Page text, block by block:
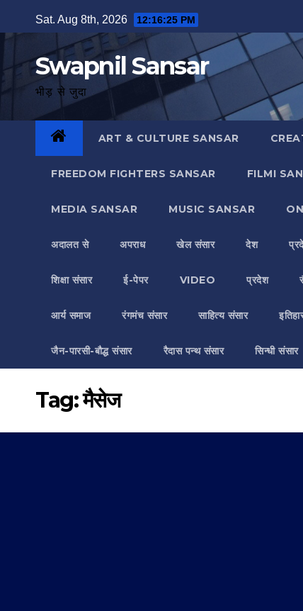
to
Sat. Aug 8th, 2026 12:16:26 PM
Swapnil Sansar
भीड़ से जुदा
ART & CULTURE SANSAR
FREEDOM FIGHTERS SANSAR FILMI
MEDIA SANSAR MUSIC SANSAR
अदालत से अपराध खेल संसार देश
शिक्षा संसार ई-पेपर VIDEO प्रदेश
आर्य समाज रंगमंच संसार साहित्य संसार
जैन-पारसी-बौद्ध संसार रैदास पन्थ संसार सिन्धी संसार
Tag:मैसेज